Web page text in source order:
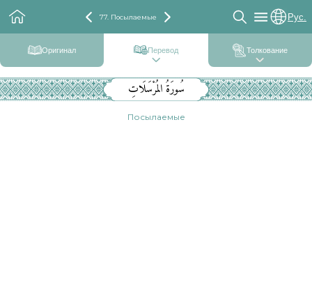
77. Посылаемые Рус.
Оригинал Перевод Толкование
سُورَةُ المُرْسَلَاتِ
Посылаемые